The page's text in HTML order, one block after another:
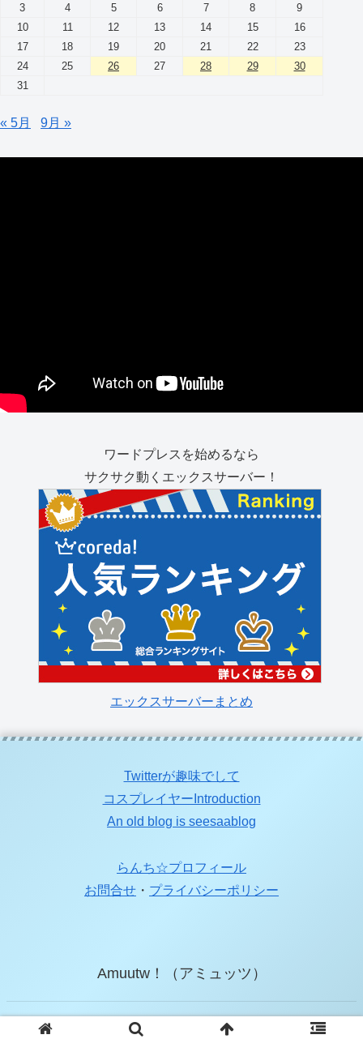
3
4 5 6 7 8
9
10
11 12 13 14 15
16
17
18 19 20 21 22
23
24
25 26 27 28 29
30
31
« 5月 9月 »
ワードプレスを始めるなら
サクサク動くエックスサーバー！
エックスサーバーまとめ
Twitterが趣味でして
コスプレイヤーIntroduction
An old blog is seesaablog
らんち☆プロフィール
お問合せ ・ プライバシーポリシー
Amuutw！（アミュッツ）